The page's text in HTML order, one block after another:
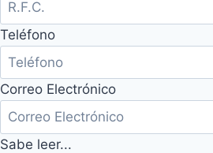
Teléfono
Correo Electrónico
Sabe leer...